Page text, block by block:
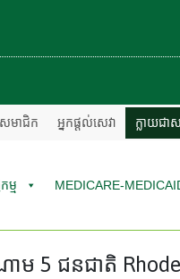
សមាជិក អ្នកផ្តល់សេវា ក្លាយជា
ម្ម MEDICARE-
ម 5 ជនជាតិ